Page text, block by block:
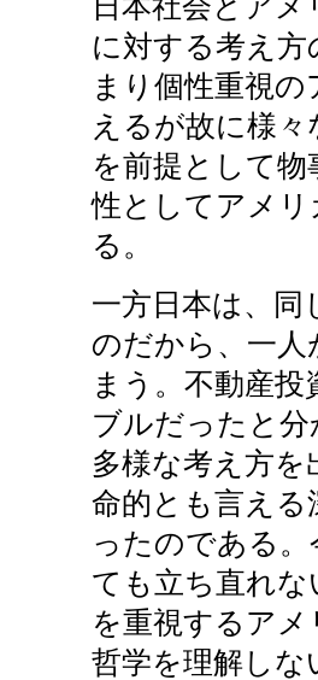
日本社会とア
に対する考え
まり個性重視
えるが故に様
を前提として
性としてアメ
る。
一方日本は、同
のだから、一
まう。不動産
ブルだったと
多様な考え方
命的とも言え
ったのである
ても立ち直れ
を重視するア
哲学を理解しな